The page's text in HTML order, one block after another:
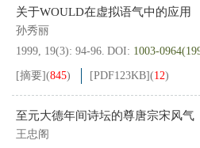
关于WOULD在虚拟语气中的应用
孙秀丽
1999, 19(3): 94-96. DOI: 1003-
[摘要](845) [PDF123KB](12)
至元大德年间诗坛的尊唐宗宋风气
王忠阁